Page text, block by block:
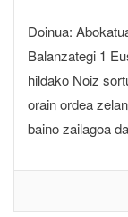
Doinua:
Balanzategi 1
hildako Noiz
orain ordea
baino zailagoa